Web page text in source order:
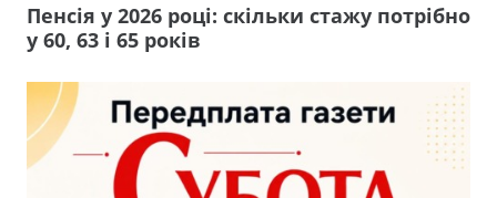
Пенсія у 2026 році: скільки стажу потрібно
у 60, 63 і 65 років